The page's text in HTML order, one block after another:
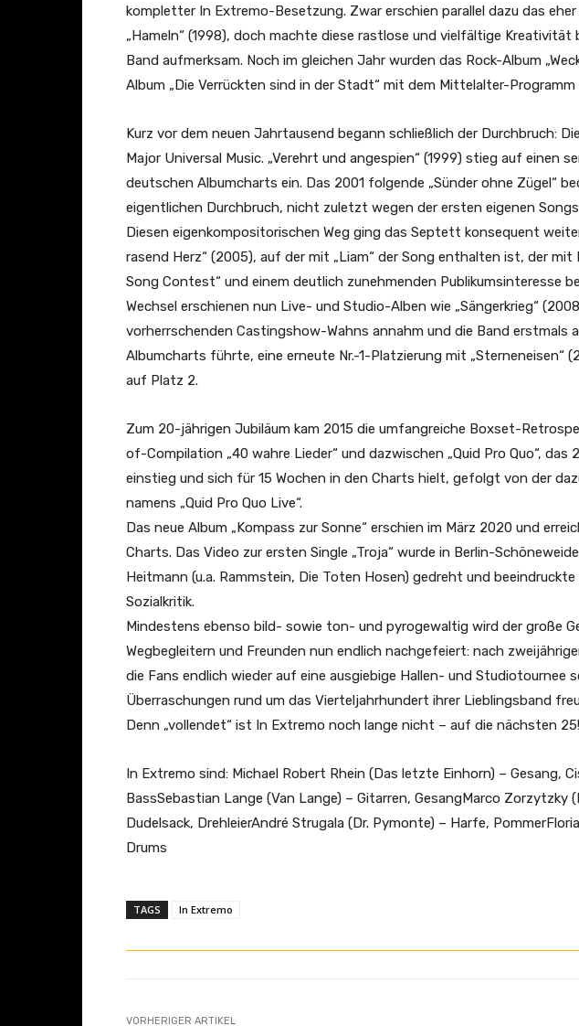
kompletter In Extremo-Besetzung. Zwar erschien parallel dazu das
„Hameln“ (1998), doch machte diese rastlose und vielfältige Kreativität
Band aufmerksam. Noch im gleichen Jahr wurden das Rock-Album
Album „Die Verrückten sind in der Stadt“ mit dem Mittelalter-
Kurz vor dem neuen Jahrtausend begann schließlich der Durchbruch:
Major Universal Music. „Verehrt und angespien“ (1999) stieg auf einen
deutschen Albumcharts ein. Das 2001 folgende „Sünder ohne Zügel“
eigentlichen Durchbruch, nicht zuletzt wegen der ersten eigenen
Diesen eigenkompositorischen Weg ging das Septett konsequent
rasend Herz“ (2005), auf der mit „Liam“ der Song enthalten ist, der mit
Song Contest“ und einem deutlich zunehmenden Publikumsinteresse
Wechsel erschienen nun Live- und Studio-Alben wie „Sängerkrieg“
vorherrschenden Castingshow-Wahns annahm und die Band erstmals
Albumcharts führte, eine erneute Nr.-1-Platzierung mit „Sterneneisen“
auf Platz 2.
Zum 20-jährigen Jubiläum kam 2015 die umfangreiche Boxset-
of-Compilation „40 wahre Lieder“ und dazwischen „Quid Pro Quo“, das
einstieg und sich für 15 Wochen in den Charts hielt, gefolgt von der
namens „Quid Pro Quo Live“.
Das neue Album „Kompass zur Sonne“ erschien im März 2020 und
Charts. Das Video zur ersten Single „Troja“ wurde in Berlin-
Heitmann (u.a. Rammstein, Die Toten Hosen) gedreht und
Sozialkritik.
Mindestens ebenso bild- sowie ton- und pyrogewaltig wird der große
Wegbegleitern und Freunden nun endlich nachgefeiert: nach
die Fans endlich wieder auf eine ausgiebige Hallen- und Studiotournee
Überraschungen rund um das Vierteljahrhundert ihrer Lieblingsband
Denn „vollendet“ ist In Extremo noch lange nicht – auf die nächsten 25!
In Extremo sind: Michael Robert Rhein (Das letzte Einhorn) – Gesang,
BassSebastian Lange (Van Lange) – Gitarren, GesangMarco Zorzytzky
Dudelsack, DrehleierAndré Strugala (Dr. Pymonte) – Harfe,
Drums
TAGS In Extremo
VORHERIGER ARTIKEL